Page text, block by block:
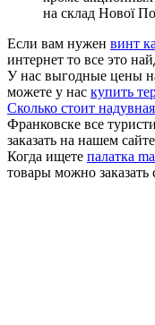
на склад Нової
Если вам нужен винт
интернет то все это
У нас выгодные цены
можете у нас купить
Сколько стоит
Франковске все
заказать на нашем
Когда ищете палатка
товары можно заказать